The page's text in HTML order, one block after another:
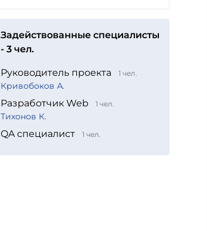
Задействованные специалисты
- 3 чел.
Руководитель проекта 1 чел.
Кривобоков А.
Разработчик Web 1 чел.
Тихонов К.
QA специалист 1 чел.